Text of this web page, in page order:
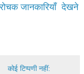
जानकारियाँ देखने
कोई टिप्पणी नहीं: